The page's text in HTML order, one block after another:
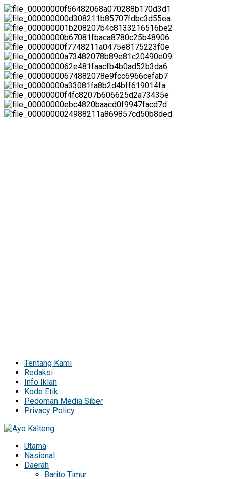
Tentang Kami
Redaksi
Info Iklan
Kode Etik
Pedoman Media Siber
Privacy Policy
Utama
Nasional
Daerah
Barito Timur